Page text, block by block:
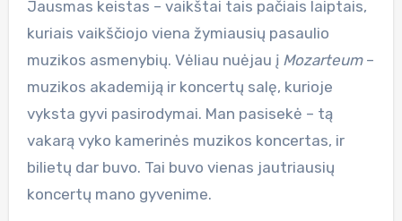
Jausmas keistas – vaikštai tais pačiais laiptais,
kuriais vaikščiojo viena žymiausių pasaulio
muzikos asmenybių. Vėliau nuėjau į Mozarteum–
muzikos akademiją ir koncertų salę, kurioje
vyksta gyvi pasirodymai. Man pasisekė – tą
vakarą vyko kamerinės muzikos koncertas, ir
bilietų dar buvo. Tai buvo vienas jautriausių
koncertų mano gyvenime.